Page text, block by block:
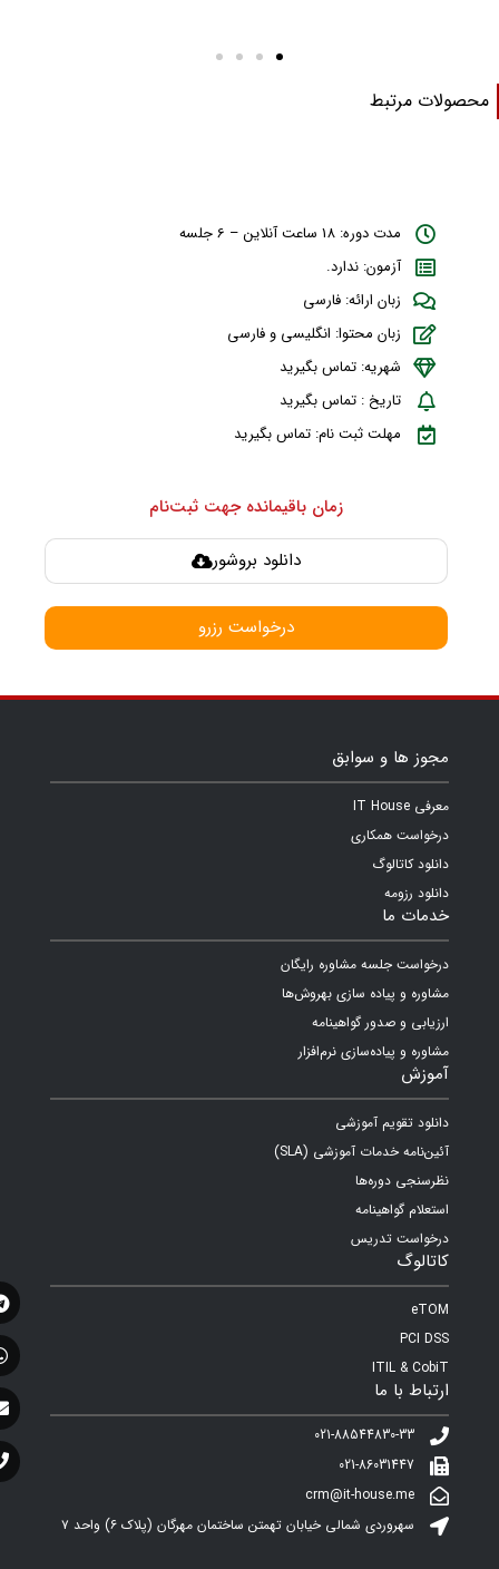
مرتبط
مدت دوره: 18 ساعت آنلاین – 6 جلسه
آزمون: ندارد.
زبان ارائه: فارسی
زبان محتوا: انگلیسی و فارسی
شهریه: تماس بگیرید
تاریخ : تماس بگیرید
مهلت ثبت نام: تماس بگیرید
زمان باقیمانده جهت ثبت‌نام
دانلود بروشور
درخواست رزرو
مجوز ها و سوابق
معرفی IT House
درخواست همکاری
دانلود کاتالوگ
دانلود رزومه
خدمات ما
درخواست جلسه مشاوره رایگان
مشاوره و پیاده سازی بهروش‌ها
ارزیابی و صدور گواهینامه
مشاوره و پیاده‌سازی نرم‌افزار
آموزش
دانلود تقویم آموزشی
آئین‌نامه خدمات آموزشی (SLA)
نظرسنجی دوره‌ها
استعلام گواهینامه
درخواست تدریس
کاتالوگ
eTOM
PCI DSS
ITIL & CobiT
ارتباط با ما
021-88544830-33
021-86031447
crm@it-house.me
سهروردی شمالی خیابان تهمتن ساختمان مهرگان (پلاک ۶)‌ واحد ۷